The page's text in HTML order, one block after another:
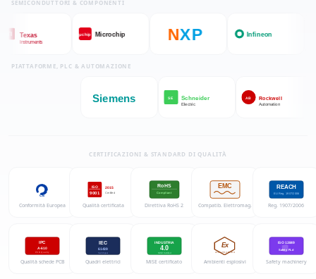
SEMICONDUTTORI & COMPONENTI
Texas
Instruments
μchip Microchip XP Infineon
PIATTAFORME, PLC & AUTOMAZIONE
Siemens SE Schneider
Electric
AB Rockwell
Automation
CERTIFICAZIONI & STANDARD DI QUALITÀ
CE
Conformità Europea
ISO
9001
2015
Certified
Qualità certificata
RoHS
Compliant
Direttiva RoHS 2
EMC
Compatib. Elettromag.
REACH
EU Reg. 1907/2006
Reg. 1907/2006
IPC
A-610
PCB Quality
Qualità schede PCB
IEC
61439
Switchgear
Quadri elettrici
INDUSTRIA
4.0
MiSE Certified
MiSE certificato
Ex
ATEX 2014/34/EU
Ambienti esplosivi
ISO 13849
Safety PLd
Safety machinery